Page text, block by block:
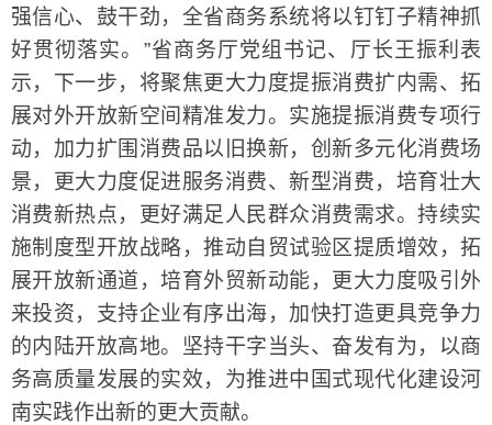
强信心、鼓干劲，全省商务系统将以钉钉子精神抓
好贯彻落实。”省商务厅党组书记、厅长王振利表
示，下一步，将聚焦更大力度提振消费扩内需、拓
展对外开放新空间精准发力。实施提振消费专项行
动，加力扩围消费品以旧换新，创新多元化消费场
景，更大力度促进服务消费、新型消费，培育壮大
消费新热点，更好满足人民群众消费需求。持续实
施制度型开放战略，推动自贸试验区提质增效，拓
展开放新通道，培育外贸新动能，更大力度吸引外
来投资，支持企业有序出海，加快打造更具竞争力
的内陆开放高地。坚持干字当头、奋发有为，以商
务高质量发展的实效，为推进中国式现代化建设河
南实践作出新的更大贡献。